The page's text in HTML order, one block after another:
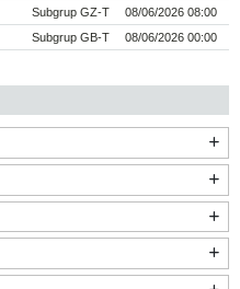
Subgrup GZ-T
08/06/2026 08:00
Subgrup GB-T 08/06/2026 00:00